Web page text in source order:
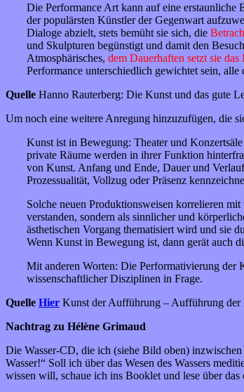
Die Performance Art kann auf eine
der populärsten Künstler der Gegenwart
Dialoge abzielt, stets bemüht sie sich, die
und Skulpturen begünstigt und damit den
Atmosphärisches, dem Dauerhaften setzt sie
Performance unterschiedlich gewichtet sein,
Quelle Hanno Rauterberg: Die Kunst und das gute
Um noch eine weitere Anregung hinzuzufügen, die
Kunst ist in Bewegung: Theater und
private Räume werden in ihrer Funktion
von Kunst. Anfang und Ende, Dauer und
Prozessualität, Vollzug oder Präsenz
Solche neuen Produktionsweisen korrelieren
verstanden, sondern als sinnlicher und
ästhetischen Vorgang thematisiert wird und sie
Wenn Kunst in Bewegung ist, dann gerät auch
Mit anderen Worten: Die Performativierung der
wissenschaftlicher Disziplinen in Frage.
Quelle Hier Kunst der Aufführung – Aufführung der
Nachtrag zu Hélène Grimaud
Die Wasser-CD, die ich (siehe Bild oben)
Wasser!“ Soll ich über das Wesen des Wassers
wissen will, schaue ich ins Booklet und lese über